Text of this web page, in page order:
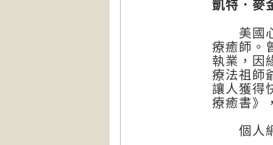
凱特．麥
美國心
療癒師。
執業，因
療法祖師
讓人獲得
療癒書》
個人網